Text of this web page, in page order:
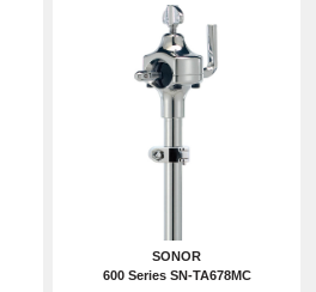
SONOR
600 Series SN-TA678MC